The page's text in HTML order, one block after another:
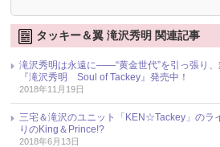
タッキー＆翼 滝沢秀明 関連記事
滝沢秀明は永遠に――“黄金世代”を引っ張り
『滝沢秀明 Soul of Tackey』発売中！
2018年11月19日
三宅＆滝沢のユニット「KEN☆Tackey」の
りのKing＆Prince!?
2018年6月13日